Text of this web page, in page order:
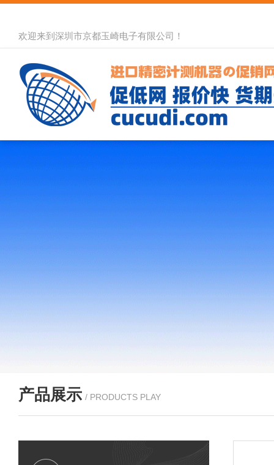
欢迎来到深圳市京都玉崎电子有限公司！
产品展示 / PRODUCTS PLAY